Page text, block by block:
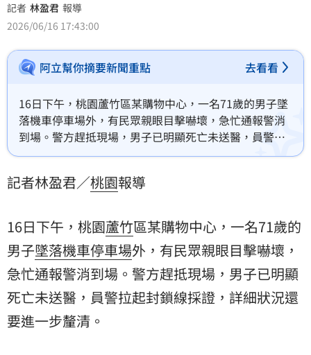
記者 林盈君 報導
2026/06/16 17:43:00
阿立幫你摘要新聞重點 去看看
16日下午，桃園蘆竹區某購物中心，一名71歲的男子墜
落機車停車場外，有民眾親眼目擊嚇壞，急忙通報警消
到場。警方趕抵現場，男子已明顯死亡未送醫，員警拉
起封鎖線採證，詳細狀況還要進一步釐清。
記者林盈君／桃園報導
16日下午，桃園蘆竹區某購物中心，一名71歲的
男子墜落機車停車場外，有民眾親眼目擊嚇壞，
急忙通報警消到場。警方趕抵現場，男子已明顯
死亡未送醫，員警拉起封鎖線採證，詳細狀況還
要進一步釐清。